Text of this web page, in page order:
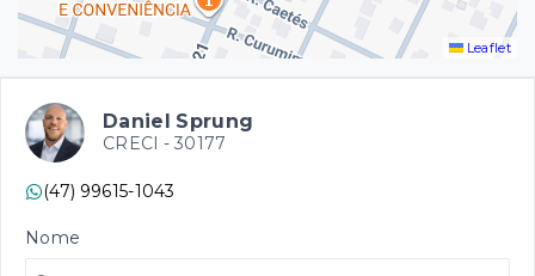
Leaflet
Daniel Sprung
CRECI - 30177
(47) 99615-1043
Nome